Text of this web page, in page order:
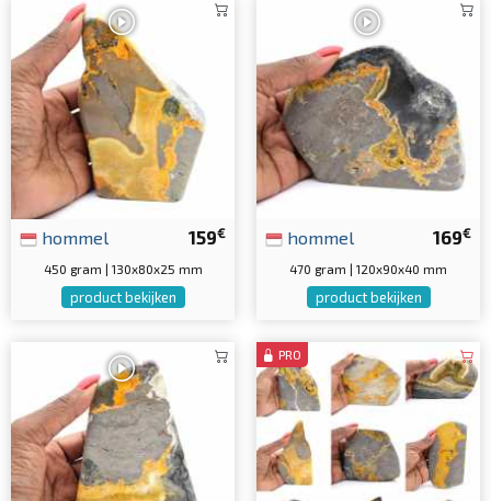
159€
hommel
450 gram | 130x80x25 mm
product bekijken
169€
hommel
470 gram | 120x90x40 mm
product bekijken
PRO